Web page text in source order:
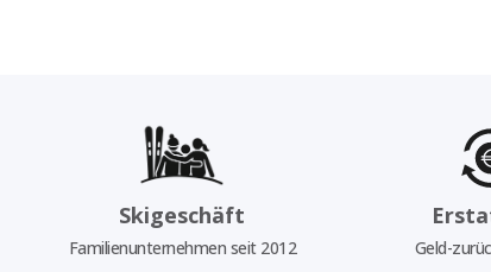
Skigeschäft
Familienunternehmen seit 2012 Geld-